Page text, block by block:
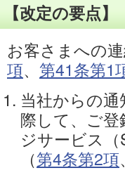
【改定の要点】
お客さまへの
項、 第41条第1
当社からの
際して、ご
ジサービス
（第4条第2項